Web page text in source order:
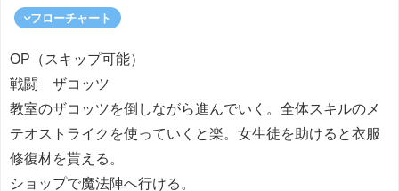
フローチャート
OP（スキップ可能）
戦闘 ザコッツ
教室のザコッツを倒しながら進んでいく。全体スキルのメ
テオストライクを使っていくと楽。女生徒を助けると衣服
修復材を貰える。
ショップで魔法陣へ行ける。